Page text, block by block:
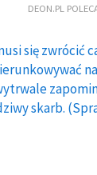
DEON.PL
się zwrócić
skarb.